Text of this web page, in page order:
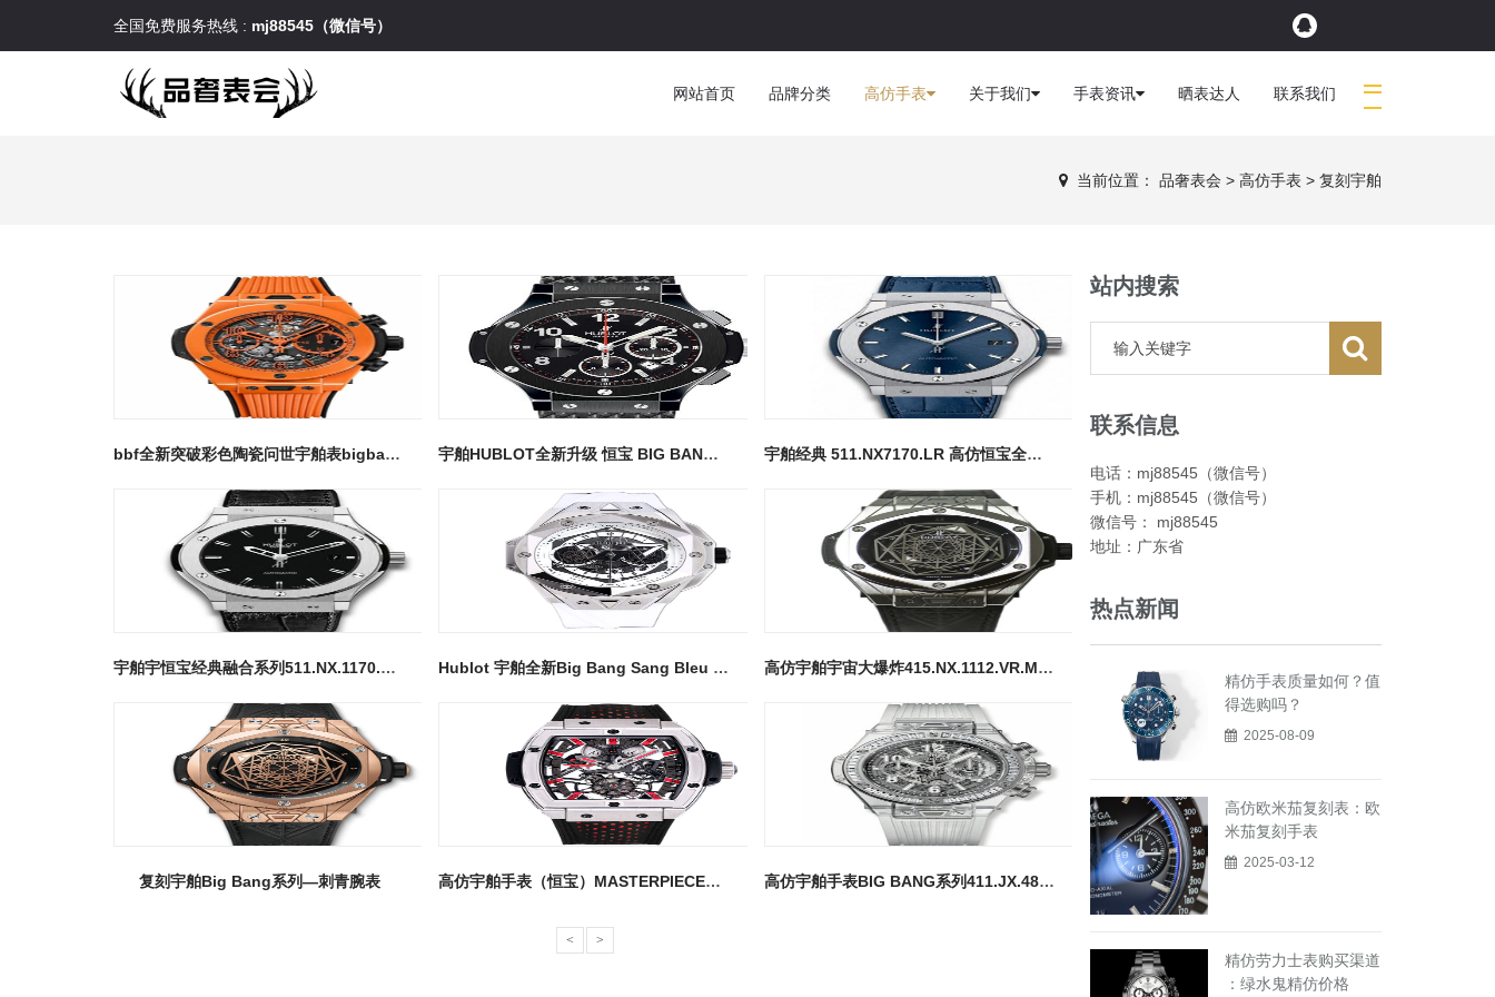
全国免费服务热线 : mj88545（微信号）
网站首页 品牌分类 高仿手表 关于我们 手表资讯 晒表达人 联系我们
当前位置： 品奢表会 > 高仿手表 > 复刻宇舶
bbf全新突破彩色陶瓷问世宇舶表bigbang unico 大爆炸系列 宇舶HUBLOT全新升级 恒宝 BIG BANG 301.PX.130.RX 宇舶经典 511.NX7170.LR 高仿恒宝全新男神高端爆款
宇舶宇恒宝经典融合系列511.NX.1170.LR 男士自动机 Hublot 宇舶全新Big Bang Sang Bleu II 刺青腕表 高仿宇舶宇宙大爆炸415.NX.1112.VR.MXM16
复刻宇舶Big Bang系列—刺青腕表 高仿宇舶手表（恒宝）MASTERPIECE系列906款真陀飞轮 高仿宇舶手表BIG BANG系列411.JX.4802.RT“全透明腕表
< >
站内搜索
联系信息
电话：mj88545（微信号）
手机：mj88545（微信号）
微信号： mj88545
地址：广东省
热点新闻
精仿手表质量如何？值
得选购吗？
2025-08-09
高仿欧米茄复刻表：欧
米茄复刻手表
2025-03-12
精仿劳力士表购买渠道
：绿水鬼精仿价格